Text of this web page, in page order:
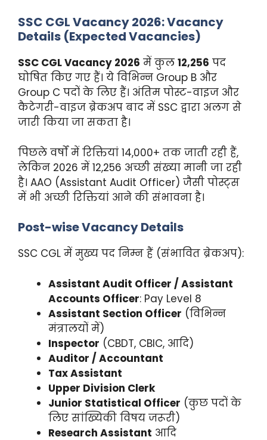
SSC CGL Vacancy 2026: Vacancy
Details (Expected Vacancies)
SSC CGL Vacancy 2026 में कुल 12,256 पद
घोषित किए गए हैं। ये विभिन्न Group B और
Group C पदों के लिए हैं। अंतिम पोस्ट-वाइज और
कैटेगरी-वाइज ब्रेकअप बाद में SSC द्वारा अलग से
जारी किया जा सकता है।
पिछले वर्षों में रिक्तियां 14,000+ तक जाती रही हैं,
लेकिन 2026 में 12,256 अच्छी संख्या मानी जा रही
है। AAO (Assistant Audit Officer) जैसी पोस्ट्स
में भी अच्छी रिक्तियां आने की संभावना है।
Post-wise Vacancy Details
SSC CGL में मुख्य पद निम्न हैं (संभावित ब्रेकअप):
Assistant Audit Officer / Assistant
Accounts Officer: Pay Level 8
Assistant Section Officer (विभिन्न
मंत्रालयों में)
Inspector (CBDT, CBIC, आदि)
Auditor / Accountant
Tax Assistant
Upper Division Clerk
Junior Statistical Officer (कुछ पदों के
लिए सांख्यिकी विषय जरूरी)
Research Assistant आदि